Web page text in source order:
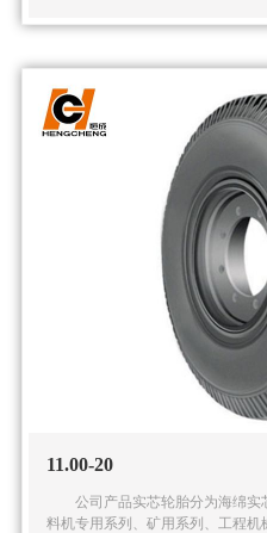
11.00-20
公司产品实芯轮胎分为海绵实
料机专用系列、矿用系列、工程